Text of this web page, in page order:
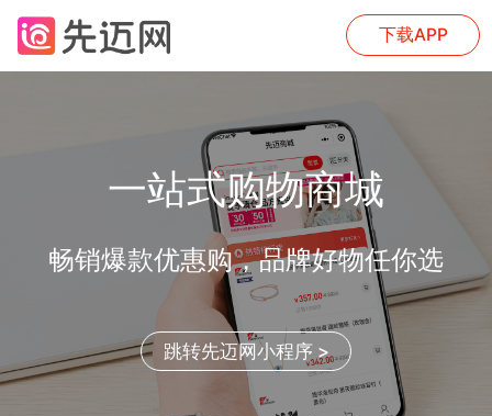
下载APP
一站式购物商城
畅销爆款优惠购，品牌好物任你选
跳转先迈网小程序 >